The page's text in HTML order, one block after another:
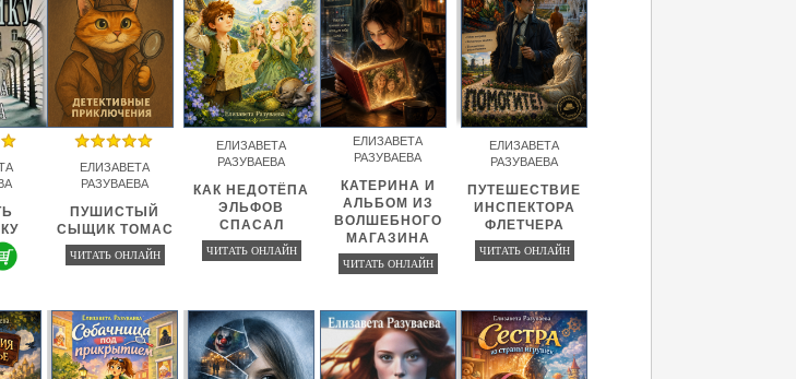
ЕЛИЗАВЕТА
РАЗУВАЕВА
ПУШИСТЫЙ
СЫЩИК ТОМАС
ЧИТАТЬ ОНЛАЙН
ЕЛИЗАВЕТА
РАЗУВАЕВА
КАК НЕДОТЁПА
ЭЛЬФОВ
СПАСАЛ
ЧИТАТЬ ОНЛАЙН
ЕЛИЗАВЕТА
РАЗУВАЕВА
КАТЕРИНА И
АЛЬБОМ ИЗ
ВОЛШЕБНОГО
МАГАЗИНА
ЧИТАТЬ ОНЛАЙН
ЕЛИЗАВЕТА
РАЗУВАЕВА
ПУТЕШЕСТВИЕ
ИНСПЕКТОРА
ФЛЕТЧЕРА
ЧИТАТЬ ОНЛАЙН